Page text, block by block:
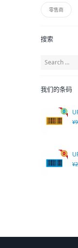
零售商
搜索
我们的条码
¥
¥